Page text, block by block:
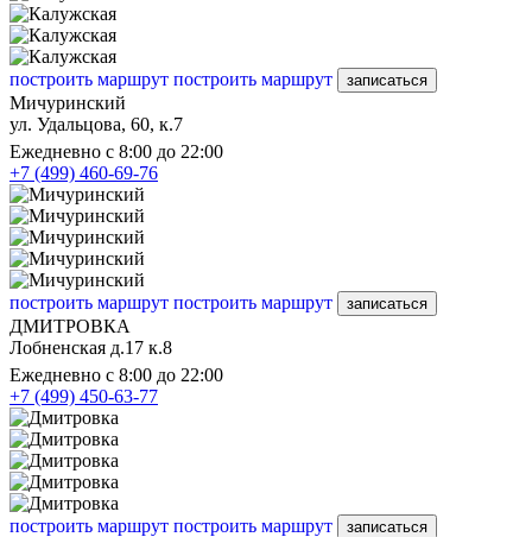
построить маршрут построить маршрут записаться
Мичуринский
ул. Удальцова, 60, к.7
Ежедневно с 8:00 до 22:00
+7 (499) 460-69-76
построить маршрут построить маршрут записаться
ДМИТРОВКА
Лобненская д.17 к.8
Ежедневно с 8:00 до 22:00
+7 (499) 450-63-77
построить маршрут построить маршрут записаться